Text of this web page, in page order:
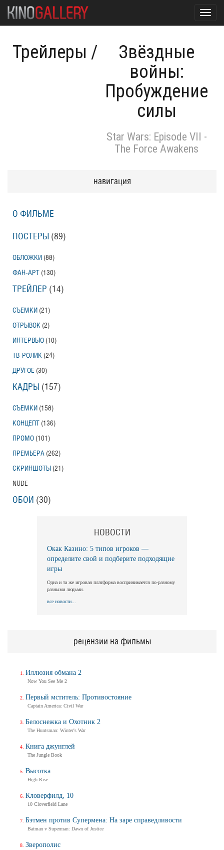
Трейлеры /
Звёздные
войны:
Пробуждение
силы
Star Wars: Episode VII -
The Force Awakens
навигация
О ФИЛЬМЕ
ПОСТЕРЫ (89)
ОБЛОЖКИ (88)
ФАН-АРТ (130)
ТРЕЙЛЕР (14)
СЪЕМКИ (21)
ОТРЫВОК (2)
ИНТЕРВЬЮ (10)
ТВ-РОЛИК (24)
ДРУГОЕ (30)
КАДРЫ (157)
СЪЕМКИ (158)
КОНЦЕПТ (136)
ПРОМО (101)
ПРЕМЬЕРА (262)
СКРИНШОТЫ (21)
NUDE
ОБОИ (30)
НОВОСТИ
Окак Казино: 5 типов игроков —
определите свой и подберите подходящие
игры
Одна и та же игровая платформа воспринимается по-разному
разными людьми.
все новости...
рецензии на фильмы
Иллюзия обмана 2
Now You See Me 2
Первый мститель: Противостояние
Captain America: Civil War
Белоснежка и Охотник 2
The Huntsman: Winter's War
Книга джунглей
The Jungle Book
Высотка
High-Rise
Кловерфилд, 10
10 Cloverfield Lane
Бэтмен против Супермена: На заре справедливости
Batman v Superman: Dawn of Justice
Зверополис